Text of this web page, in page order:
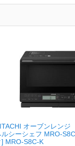
オーブンレンジ
ルシーシェフ MRO-
] MRO-S8C-K